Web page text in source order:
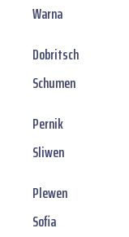
Warna
Dobritsch
Schumen
Pernik
Sliwen
Plewen
Sofia